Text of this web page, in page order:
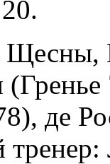
Щесны,
де